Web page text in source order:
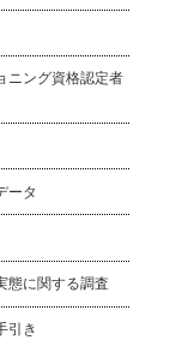
ニング資格認定者
ータ
態に関する調査
引き